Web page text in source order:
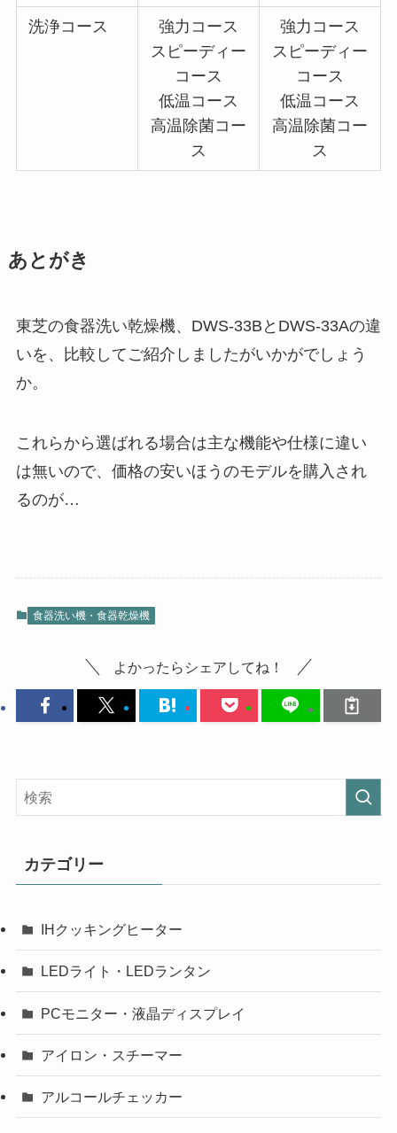
洗浄コース
強力コース
スピーディー
コース
低温コース
高温除菌コー
ス
強力コース
スピーディー
コース
低温コース
高温除菌コー
ス
あとがき
東芝の食器洗い乾燥機、DWS-33BとDWS-33Aの違
いを、比較してご紹介しましたがいかがでしょう
か。
これらから選ばれる場合は主な機能や仕様に違い
は無いので、価格の安いほうのモデルを購入され
るのが…
食器洗い機・食器乾燥機
よかったらシェアしてね！
カテゴリー
IHクッキングヒーター
LEDライト・LEDランタン
PCモニター・液晶ディスプレイ
アイロン・スチーマー
アルコールチェッカー